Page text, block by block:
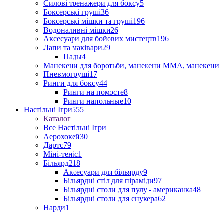
Силові тренажери для боксу5
Боксерські груші36
Боксерські мішки та груші196
Водоналивні мішки26
Аксесуари для бойових мистецтв196
Лапи та маківари29
Пады4
Манекени для боротьби, манекени ММА, манекени
Пневмогруші17
Ринги для боксу44
Ринги на помосте8
Ринги напольные10
Настільні Ігри555
Каталог
Все Настільні Ігри
Аерохокей30
Дартс79
Міні-теніс1
Більярд218
Аксесуари для більярду9
Більярдні стіл для піраміди97
Більярдні столи для пулу - американка48
Більярдні столи для снукера62
Нарди1